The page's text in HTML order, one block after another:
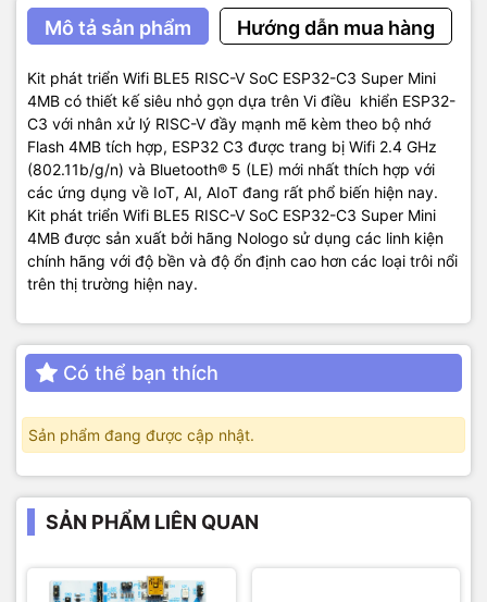
Mô tả sản phẩm Hướng dẫn mua hàng
Kit phát triển Wifi BLE5 RISC-V SoC ESP32-C3 Super Mini
4MB có thiết kế siêu nhỏ gọn dựa trên Vi điều khiển ESP32-
C3 với nhân xử lý RISC-V đầy mạnh mẽ kèm theo bộ nhớ
Flash 4MB tích hợp, ESP32 C3 được trang bị Wifi 2.4 GHz
(802.11b/g/n) và Bluetooth® 5 (LE) mới nhất thích hợp với
các ứng dụng về IoT, AI, AIoT đang rất phổ biến hiện nay.
Kit phát triển Wifi BLE5 RISC-V SoC ESP32-C3 Super Mini
4MB được sản xuất bởi hãng Nologo sử dụng các linh kiện
chính hãng với độ bền và độ ổn định cao hơn các loại trôi nổi
trên thị trường hiện nay.
Có thể bạn thích
Sản phẩm đang được cập nhật.
SẢN PHẨM LIÊN QUAN